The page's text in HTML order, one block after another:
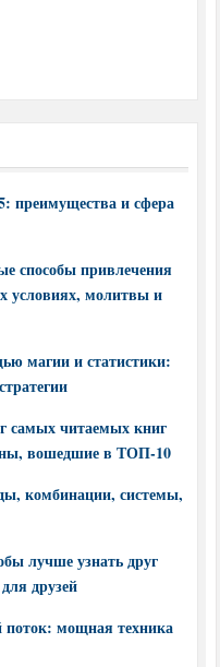
преимущества и сфера
способы привлечения
условиях, молитвы и
магии и статистики:
самых читаемых книг
вошедшие в ТОП-10
комбинации, системы,
лучше узнать друг
друзей
поток: мощная техника